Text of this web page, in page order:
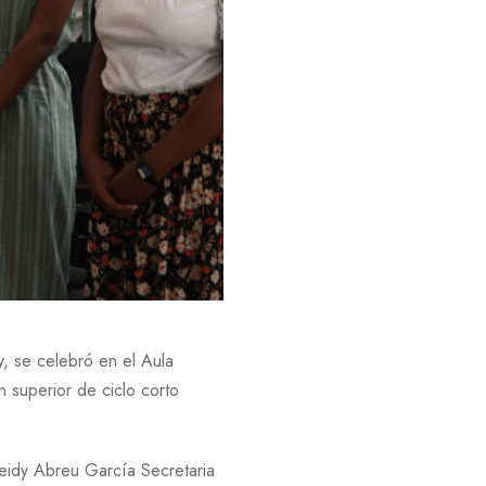
se celebró en el Aula
superior de ciclo corto
Abreu García Secretaria